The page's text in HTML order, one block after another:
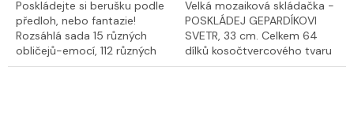
Poskládejte si berušku podle
předloh, nebo fantazie!
Rozsáhlá sada 15 různých
obličejů-emocí, 112 různých
barevných dílků (8 barev) a
Velká mozaiková skládačka -
POSKLÁDEJ GEPARDÍKOVI
SVETR, 33 cm. Celkem 64
dílků kosočtvercového tvaru
(8 barev) a 24 předloh na...